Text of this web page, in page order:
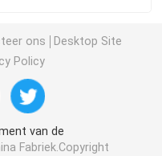
ons
Desktop Site
Policy
van de
Fabriek.Copyright